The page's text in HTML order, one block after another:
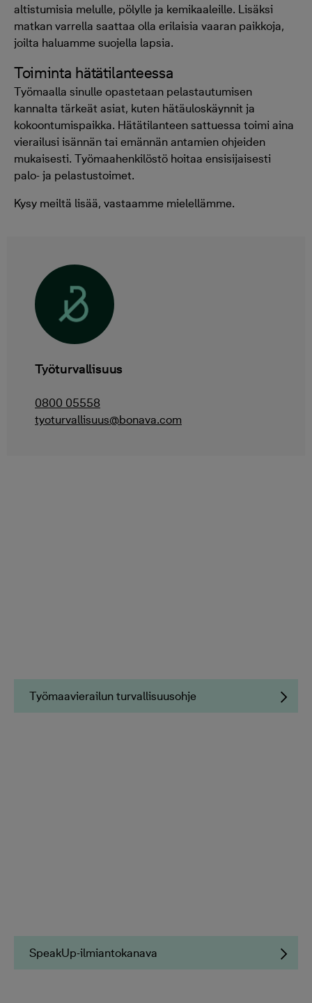
altistumisia melulle, pölylle ja kemikaaleille. Lisäksi
matkan varrella saattaa olla erilaisia vaaran paikkoja,
joilta haluamme suojella lapsia.
Toiminta hätätilanteessa
Työmaalla sinulle opastetaan pelastautumisen
kannalta tärkeät asiat, kuten hätäuloskäynnit ja
kokoontumispaikka. Hätätilanteen sattuessa toimi aina
vierailusi isännän tai emännän antamien ohjeiden
mukaisesti. Työmaahenkilöstö hoitaa ensisijaisesti
palo- ja pelastustoimet.
Kysy meiltä lisää, vastaamme mielellämme.
Työturvallisuus
0800 05558
tyoturvallisuus@bonava.com
Työmaavierailun turvallisuusohje
SpeakUp-ilmiantokanava